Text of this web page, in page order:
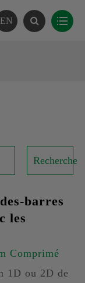
EN
Recherche
barres
les
Comprimé
1D ou 2D de